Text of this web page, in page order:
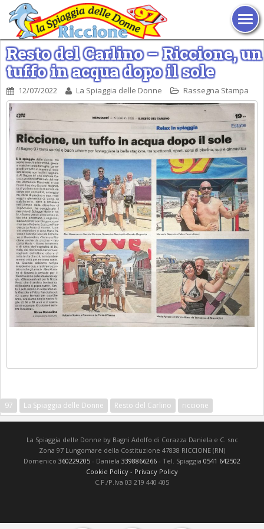
Resto del Carlino – Riccione, un
tuffo in acqua dopo il sole
12/07/2022 La Spiaggia delle Donne Rassegna Stampa
97 La Spiaggia delle Donne Resto del Carlino riccione
La Spiaggia delle Donne by Bagni Adolfo di Corazza Daniela e C. snc
Zona 97 Lungomare della Costituzione 47838 RICCIONE (RN)
Domenico 360229205 - Daniela 3398866266 - Tel. Spiaggia 0541 642502
Cookie Policy - Privacy Policy
C.F./P.Iva 03 219 440 405